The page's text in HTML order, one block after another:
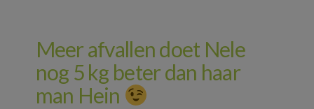
Meer afvallen doet Nele
nog 5 kg beter dan haar
man Hein